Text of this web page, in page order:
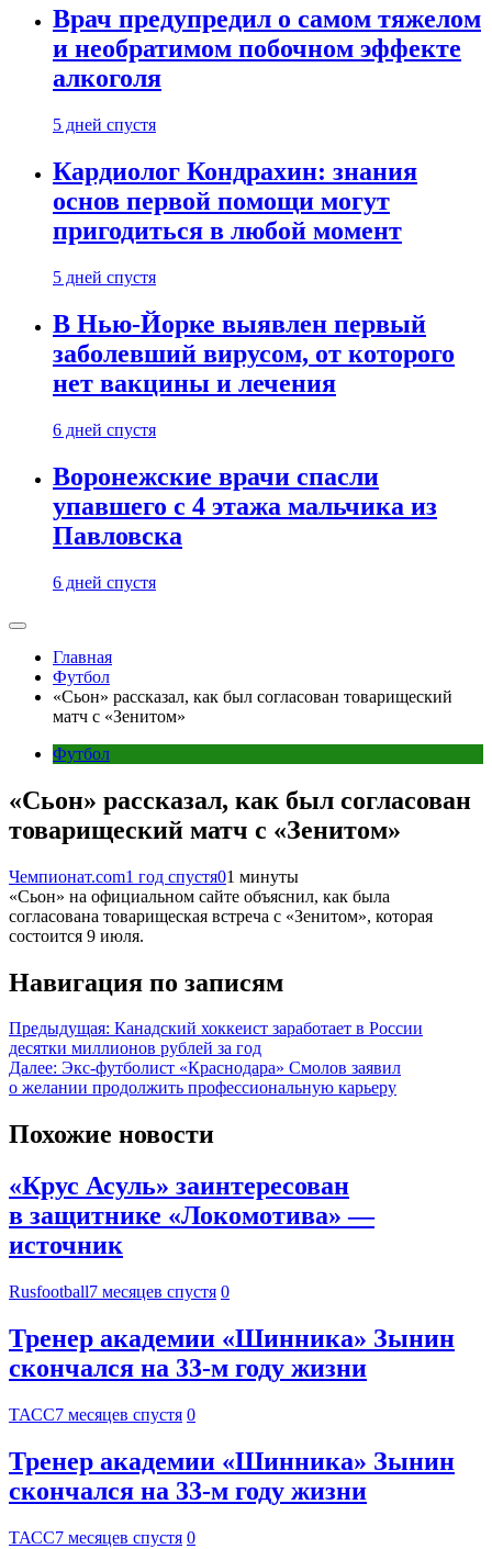
Врач предупредил о самом тяжелом
и необратимом побочном эффекте
алкоголя
5 дней спустя
Кардиолог Кондрахин: знания
основ первой помощи могут
пригодиться в любой момент
5 дней спустя
В Нью-Йорке выявлен первый
заболевший вирусом, от которого
нет вакцины и лечения
6 дней спустя
Воронежские врачи спасли
упавшего с 4 этажа мальчика из
Павловска
6 дней спустя
Главная
Футбол
«Сьон» рассказал, как был согласован товарищеский
матч с «Зенитом»
Футбол
«Сьон» рассказал, как был согласован
товарищеский матч с «Зенитом»
Чемпионат.com1 год спустя01 минуты
«Сьон» на официальном сайте объяснил, как была
согласована товарищеская встреча с «Зенитом», которая
состоится 9 июля.
Навигация по записям
Предыдущая: Канадский хоккеист заработает в России
десятки миллионов рублей за год
Далее: Экс‑футболист «Краснодара» Смолов заявил
о желании продолжить профессиональную карьеру
Похожие новости
«Крус Асуль» заинтересован
в защитнике «Локомотива» —
источник
Rusfootball7 месяцев спустя 0
Тренер академии «Шинника» Зынин
скончался на 33-м году жизни
ТАСС7 месяцев спустя 0
Тренер академии «Шинника» Зынин
скончался на 33-м году жизни
ТАСС7 месяцев спустя 0